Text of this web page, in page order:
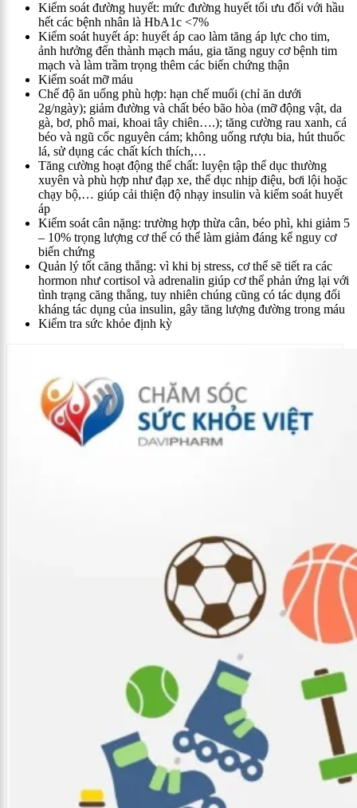
Kiểm soát đường huyết: mức đường huyết tối ưu đối với hầu
hết các bệnh nhân là HbA1c <7%
Kiểm soát huyết áp: huyết áp cao làm tăng áp lực cho tim,
ảnh hưởng đến thành mạch máu, gia tăng nguy cơ bệnh tim
mạch và làm trầm trọng thêm các biến chứng thận
Kiểm soát mỡ máu
Chế độ ăn uống phù hợp: hạn chế muối (chỉ ăn dưới
2g/ngày); giảm đường và chất béo bão hòa (mỡ động vật, da
gà, bơ, phô mai, khoai tây chiên….); tăng cường rau xanh, cá
béo và ngũ cốc nguyên cám; không uống rượu bia, hút thuốc
lá, sử dụng các chất kích thích,…
Tăng cường hoạt động thể chất: luyện tập thể dục thường
xuyên và phù hợp như đạp xe, thể dục nhịp điệu, bơi lội hoặc
chạy bộ,… giúp cải thiện độ nhạy insulin và kiểm soát huyết
áp
Kiểm soát cân nặng: trường hợp thừa cân, béo phì, khi giảm 5
– 10% trọng lượng cơ thể có thể làm giảm đáng kể nguy cơ
biến chứng
Quản lý tốt căng thẳng: vì khi bị stress, cơ thể sẽ tiết ra các
hormon như cortisol và adrenalin giúp cơ thể phản ứng lại với
tình trạng căng thẳng, tuy nhiên chúng cũng có tác dụng đối
kháng tác dụng của insulin, gây tăng lượng đường trong máu
Kiểm tra sức khỏe định kỳ